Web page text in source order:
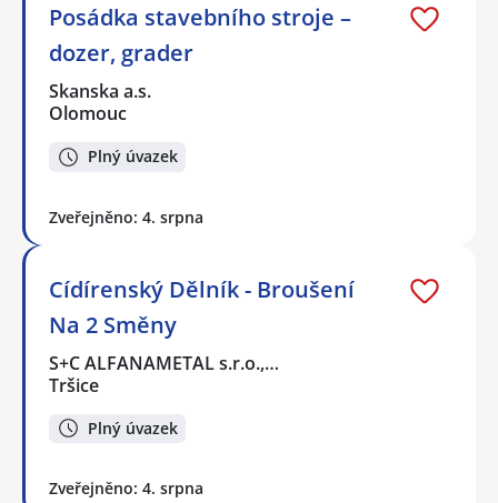
Posádka stavebního stroje –
dozer, grader
Skanska a.s.
Olomouc
Plný úvazek
Zveřejněno: 4. srpna
Cídírenský Dělník - Broušení
Na 2 Směny
S+C ALFANAMETAL s.r.o.,…
Tršice
Plný úvazek
Zveřejněno: 4. srpna